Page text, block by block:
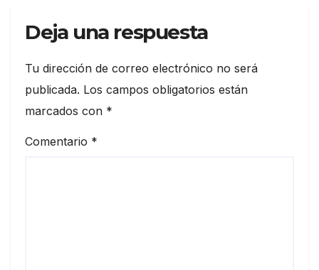
Deja una respuesta
Tu dirección de correo electrónico no será
publicada. Los campos obligatorios están
marcados con *
Comentario *